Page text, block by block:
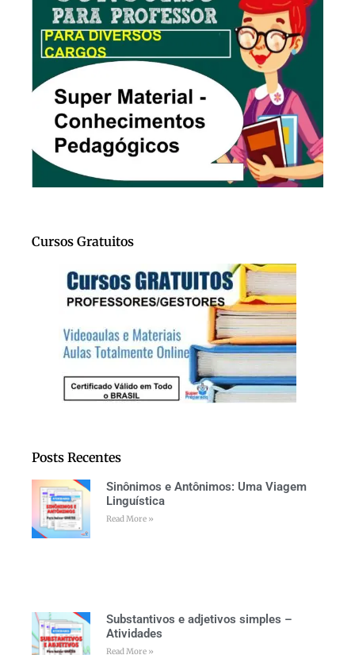
Cursos Gratuitos
Posts Recentes
Sinônimos e Antônimos: Uma Viagem
Linguística
Read More »
Substantivos e adjetivos simples –
Atividades
Read More »